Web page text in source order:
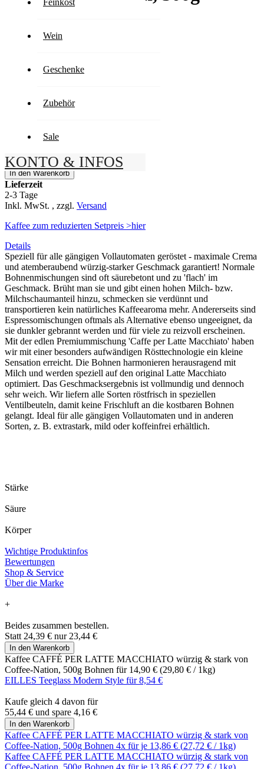
Feinkost
Wein
Geschenke
Zubehör
Sale
KONTO & INFOS
Inkl. MwSt.,zzgl.
+
In den Warenkorb
Lieferzeit
2-3 Tage
Inkl. MwSt. , zzgl. Versand
Kaffee zum reduzierten Setpreis >hier
Details
Speziell für alle gängigen Vollautomaten geröstet - maximale Crema
und atemberaubend würzig-starker Geschmack garantiert! Normale
Bohnenmischungen sind oft säurebetont und zu 'flach' im
Geschmack. Brüht man sie und gibt einen hohen Milch- bzw.
Milchschaumanteil hinzu, schmecken sie verdünnt und
transportieren kein natürliches Kaffeearoma mehr. Andererseits sind
Espressomischungen oftmals als Alternative ebenso ungeeignet, da
sie dunkler gebrannt werden und für viele zu reizvoll erscheinen.
Mit der edlen Premiummischung 'Caffe per Latte Macchiato' haben
wir mit einer besonders aufwändigen Rösttechnologie ein kleine
Sensation erreicht. Die Bohnen harmonieren herausragend mit
Milch und werden speziell auf den original Latte Macchiato
optimiert. Das Geschmacksergebnis ist vollmundig und dennoch
sehr weich. Wir liefern alle Sorten röstfrisch in speziellen
Ventilbeuteln, damit keine Frischluft an die kostbaren Bohnen
gelangt. Ideal für alle gängigen Vollautomaten und in anderen
Sorten, z. B. extrastark, mild oder koffeinfrei erhältlich.
Stärke
Säure
Körper
Wichtige Produktinfos
Bewertungen
Shop & Service
Über die Marke
+
Beides zusammen bestellen.
Statt 24,39 € nur 23,44 €
In den Warenkorb
Kaffee CAFFÉ PER LATTE MACCHIATO würzig & stark von
Coffee-Nation, 500g Bohnen für 14,90 € (29,80 € / 1kg)
EILLES Teeglass Modern Style für8,54 €
Kaufe gleich 4 davon für
55,44 € und spare 4,16 €
In den Warenkorb
Kaffee CAFFÉ PER LATTE MACCHIATO würzig & stark von
Coffee-Nation, 500g Bohnen 4x für je 13,86 € (27,72 € / 1kg)
Kaffee CAFFÉ PER LATTE MACCHIATO würzig & stark von
Coffee-Nation, 500g Bohnen 4x für je 13,86 € (27,72 € / 1kg)